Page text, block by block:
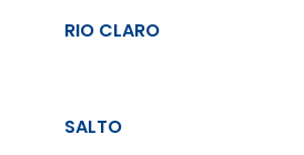
RIO CLARO
SALTO